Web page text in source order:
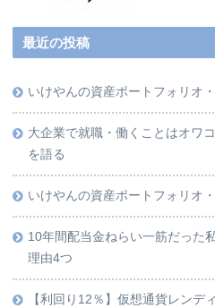
最近の投稿
いけやんの資産ポートフォリオ
大企業で就職・働くことはオワ
を語る
いけやんの資産ポートフォリオ
10年間配当金ねらい一筋だった
理由4つ
【利回り12％】仮想通貨レンデ